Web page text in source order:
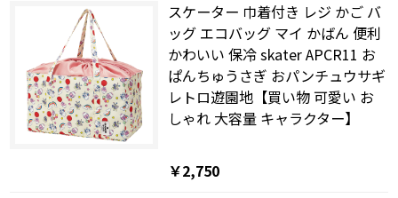
スケーター 巾着付き レジ かご バ
ッグ エコバッグ マイ かばん 便利
かわいい 保冷 skater APCR11 お
ぱんちゅうさぎ おパンチュウサギ
レトロ遊園地【買い物 可愛い お
しゃれ 大容量 キャラクター】
￥2,750